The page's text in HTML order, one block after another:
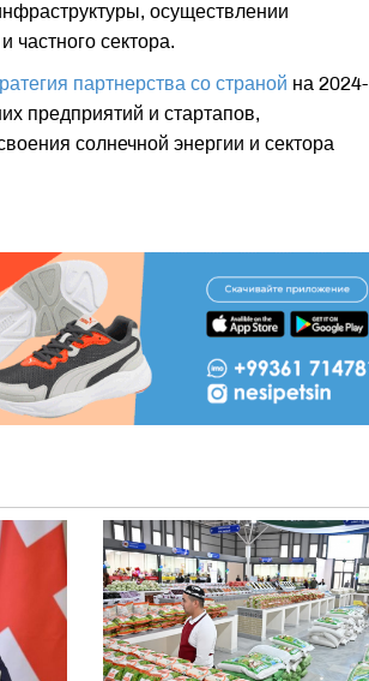
осуществлении
частного сектора.
партнерства со страной на 2024-
предприятий и стартапов,
солнечной энергии и сектора